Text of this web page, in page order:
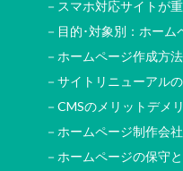
－スマホ対応サイトが
－目的･対象別：ホー
－ホームページ作成方
－サイトリニューアル
－CMSのメリットデメ
－ホームページ制作会
－ホームページの保守